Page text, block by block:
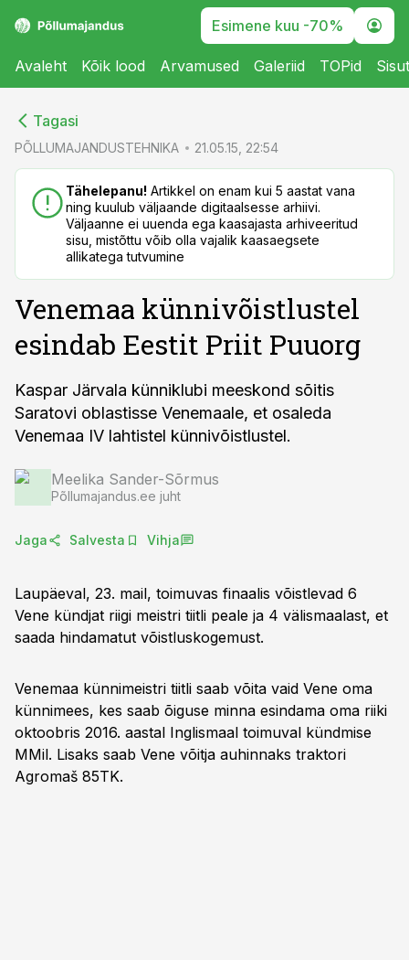
Esimene kuu -70%
Avaleht Kõik lood Arvamused Galeriid TOPid
Tagasi
PÕLLUMAJANDUSTEHNIKA 21.05.15, 22:54
Tähelepanu! Artikkel on enam kui 5 aastat vana
ning kuulub väljaande digitaalsesse arhiivi.
Väljaanne ei uuenda ega kaasajasta arhiveeritud
sisu, mistõttu võib olla vajalik kaasaegsete
allikatega tutvumine
Venemaa künnivõistlustel
esindab Eestit Priit Puuorg
Kaspar Järvala künniklubi meeskond sõitis
Saratovi oblastisse Venemaale, et osaleda
Venemaa IV lahtistel künnivõistlustel.
Meelika Sander-Sõrmus
Põllumajandus.ee juht
Jaga Salvesta Vihja
Laupäeval, 23. mail, toimuvas finaalis võistlevad 6
Vene kündjat riigi meistri tiitli peale ja 4 välismaalast, et
saada hindamatut võistluskogemust.
Venemaa künnimeistri tiitli saab võita vaid Vene oma
künnimees, kes saab õiguse minna esindama oma riiki
oktoobris 2016. aastal Inglismaal toimuval kündmise
MMil. Lisaks saab Vene võitja auhinnaks traktori
Agromaš 85TK.